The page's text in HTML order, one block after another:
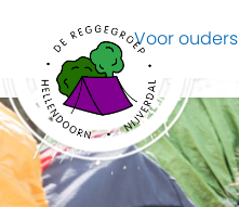
Voor ouders